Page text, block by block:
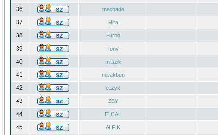
36 machado
37 Mira
38 Furbo
39 Tony
40 mrazik
41 misakben
42 eLzyx
43 ZBY
44 ELCAL
45 ALFIK